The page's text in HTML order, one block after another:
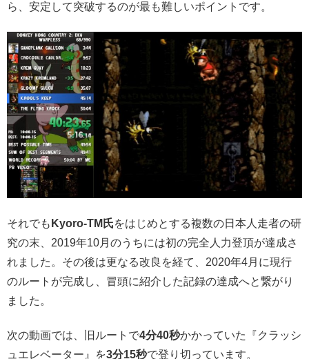
ら、安定して突破するのが最も難しいポイントです。
それでも Kyoro-TM氏をはじめとする複数の日本人走者の研
究の末、2019年10月のうちには初の完全人力登頂が達成さ
れました。その後は更なる改良を経て、2020年4月に現行
のルートが完成し、冒頭に紹介した記録の達成へと繋がり
ました。
次の動画では、旧ルートで4分40秒かかっていた『クラッシ
ュエレベーター』を3分15秒で登り切っています。